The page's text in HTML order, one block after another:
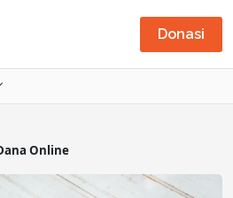
Donasi
Online